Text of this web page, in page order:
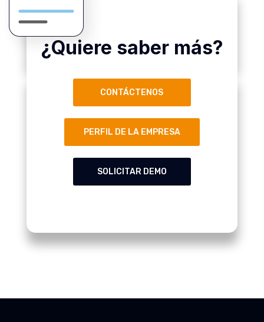
¿Quiere saber más?
CONTÁCTENOS
PERFIL DE LA EMPRESA
SOLICITAR DEMO